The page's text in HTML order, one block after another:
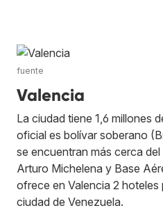
fuente
Valencia
La ciudad tiene 1,6 millones
oficial es bolívar soberano
se encuentran más cerca
Arturo Michelena y Base
ofrece en Valencia 2
ciudad de Venezuela.